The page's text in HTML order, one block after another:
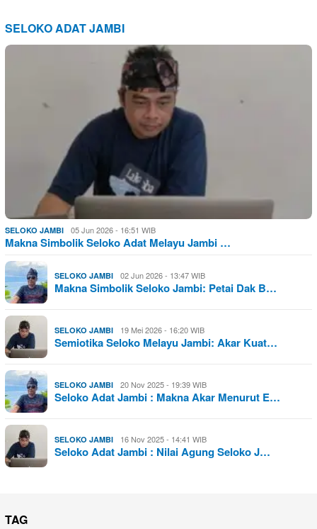
SELOKO ADAT JAMBI
SELOKO JAMBI 05 Jun 2026 - 16:51 WIB
Makna Simbolik Seloko Adat Melayu Jambi …
SELOKO JAMBI 02 Jun 2026 - 13:47 WIB
Makna Simbolik Seloko Jambi: Petai Dak B…
SELOKO JAMBI 19 Mei 2026 - 16:20 WIB
Semiotika Seloko Melayu Jambi: Akar Kuat…
SELOKO JAMBI 20 Nov 2025 - 19:39 WIB
Seloko Adat Jambi : Makna Akar Menurut E…
SELOKO JAMBI 16 Nov 2025 - 14:41 WIB
Seloko Adat Jambi : Nilai Agung Seloko J…
TAG